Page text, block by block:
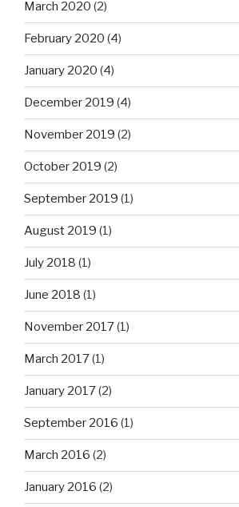
March 2020 (2)
February 2020 (4)
January 2020 (4)
December 2019 (4)
November 2019 (2)
October 2019 (2)
September 2019 (1)
August 2019 (1)
July 2018 (1)
June 2018 (1)
November 2017(1)
March 2017(1)
January 2017(2)
September 2016 (1)
March 2016 (2)
January 2016 (2)